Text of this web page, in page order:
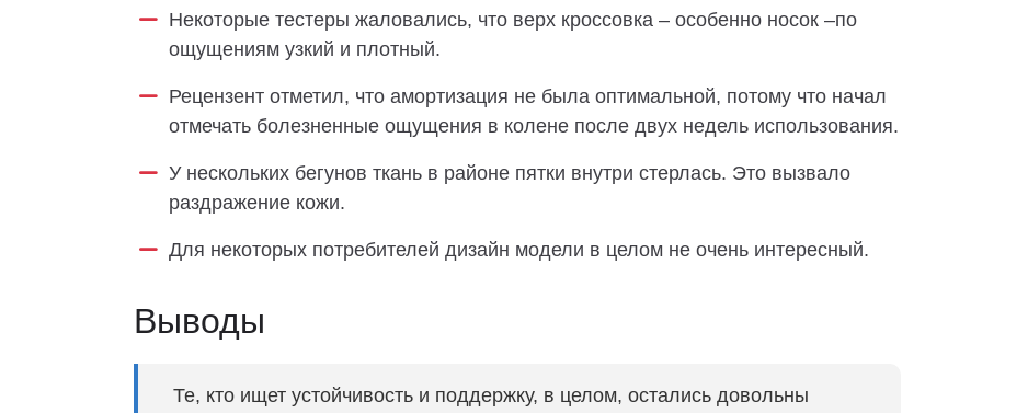
Некоторые тестеры жаловались, что верх кроссовка – особенно носок –по
ощущениям узкий и плотный.
Рецензент отметил, что амортизация не была оптимальной, потому что начал
отмечать болезненные ощущения в колене после двух недель использования.
У нескольких бегунов ткань в районе пятки внутри стерлась. Это вызвало
раздражение кожи.
Для некоторых потребителей дизайн модели в целом не очень интересный.
Выводы
Те, кто ищет устойчивость и поддержку, в целом, остались довольны